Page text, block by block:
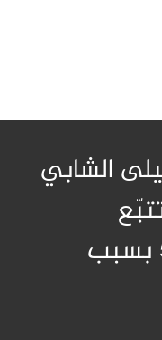
الشابي
بمقتضى المرسوم 54 بسبب